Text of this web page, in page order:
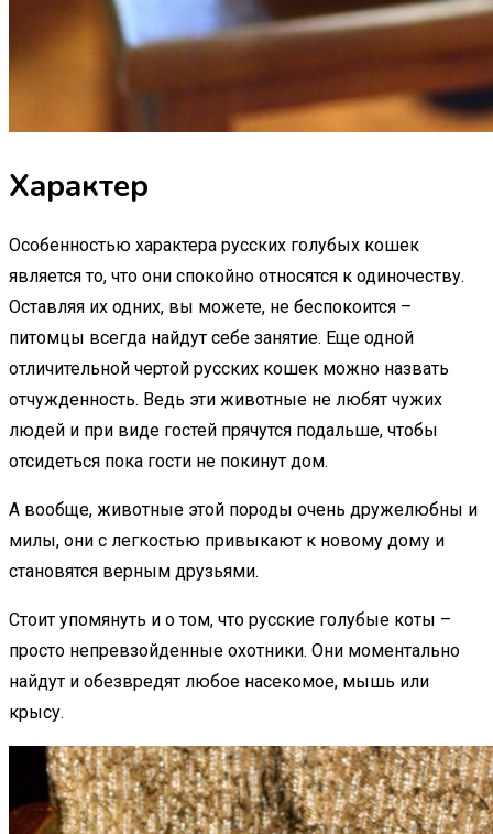
Характер
Особенностью характера русских голубых кошек
является то, что они спокойно относятся к одиночеству.
Оставляя их одних, вы можете, не беспокоится –
питомцы всегда найдут себе занятие. Еще одной
отличительной чертой русских кошек можно назвать
отчужденность. Ведь эти животные не любят чужих
людей и при виде гостей прячутся подальше, чтобы
отсидеться пока гости не покинут дом.
А вообще, животные этой породы очень дружелюбны и
милы, они с легкостью привыкают к новому дому и
становятся верным друзьями.
Стоит упомянуть и о том, что русские голубые коты –
просто непревзойденные охотники. Они моментально
найдут и обезвредят любое насекомое, мышь или
крысу.